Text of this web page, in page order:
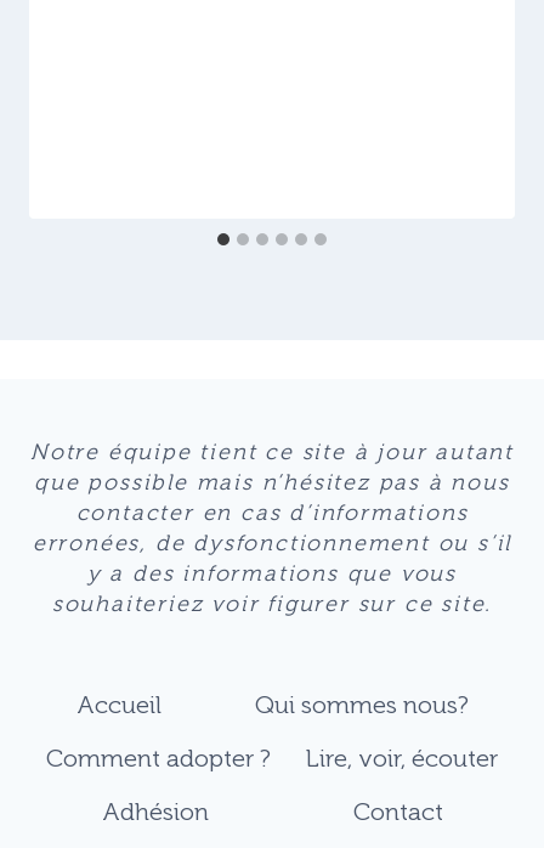
Notre équipe tient ce site à jour autant
que possible mais n’hésitez pas à nous
contacter en cas d’informations
erronées, de dysfonctionnement ou s’il
y a des informations que vous
souhaiteriez voir figurer sur ce site.
Accueil
Qui sommes nous?
Comment adopter ?
Lire, voir, écouter
Adhésion
Contact